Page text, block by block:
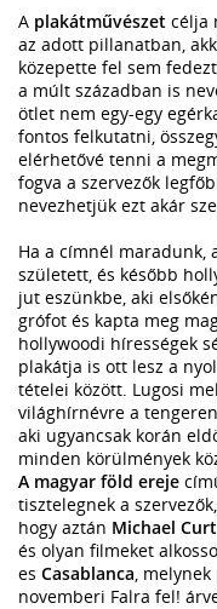
A plakátművészet célja
az adott pillanatban,
közepette fel sem
a múlt században is
ötlet nem egy-egy
fontos felkutatni,
elérhetővé tenni a
fogva a szervezők
nevezhetjük ezt akár
Ha a címnél maradunk,
született, és később
jut eszünkbe, aki
grófot és kapta meg
hollywoodi hírességek
plakátja is ott lesz a
tételei között. Lugosi
világhírnévre a
aki ugyancsak korán
minden körülmények
A magyar föld ereje
tisztelegnek a
hogy aztán Michael
és olyan filmeket
es Casablanca,
novemberi Falra fel!